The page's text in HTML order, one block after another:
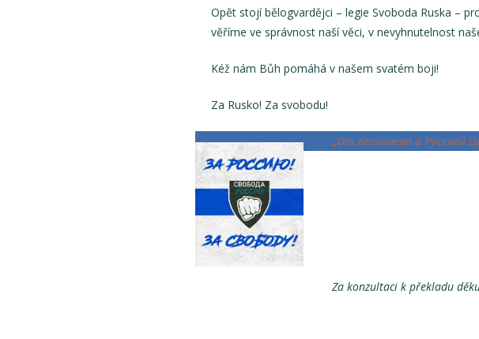
Opět stojí bělogvardějci – legie Svoboda Ruska –
věříme ve správnost naší věci, v nevyhnutelnost
Kéž nám Bůh pomáhá v našem svatém boji!
Za Rusko! Za svobodu!
„От легионера о Русской
Za konzultaci k překladu